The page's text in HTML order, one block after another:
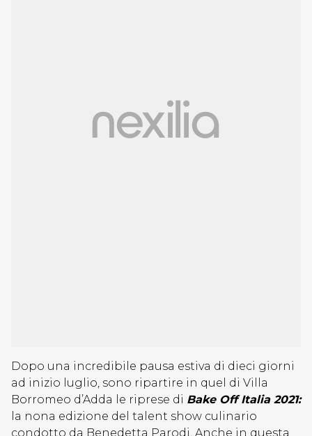
Dopo una incredibile pausa estiva di dieci giorni
ad inizio luglio, sono ripartire in quel di Villa
Borromeo d’Adda le riprese di Bake Off Italia 2021:
la nona edizione del talent show culinario
condotto da Benedetta Parodi. Anche in questa